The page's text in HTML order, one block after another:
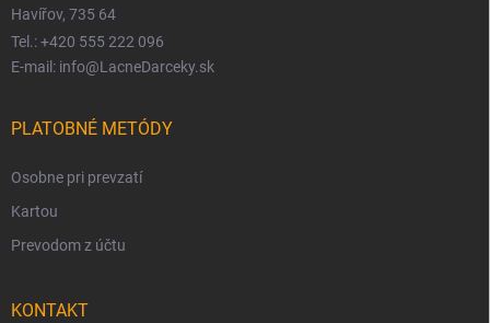
Havířov, 735 64
Tel.: +420 555 222 096
E-mail: info@LacneDarceky.sk
PLATOBNÉ METÓDY
Osobne pri prevzatí
Kartou
Prevodom z účtu
KONTAKT